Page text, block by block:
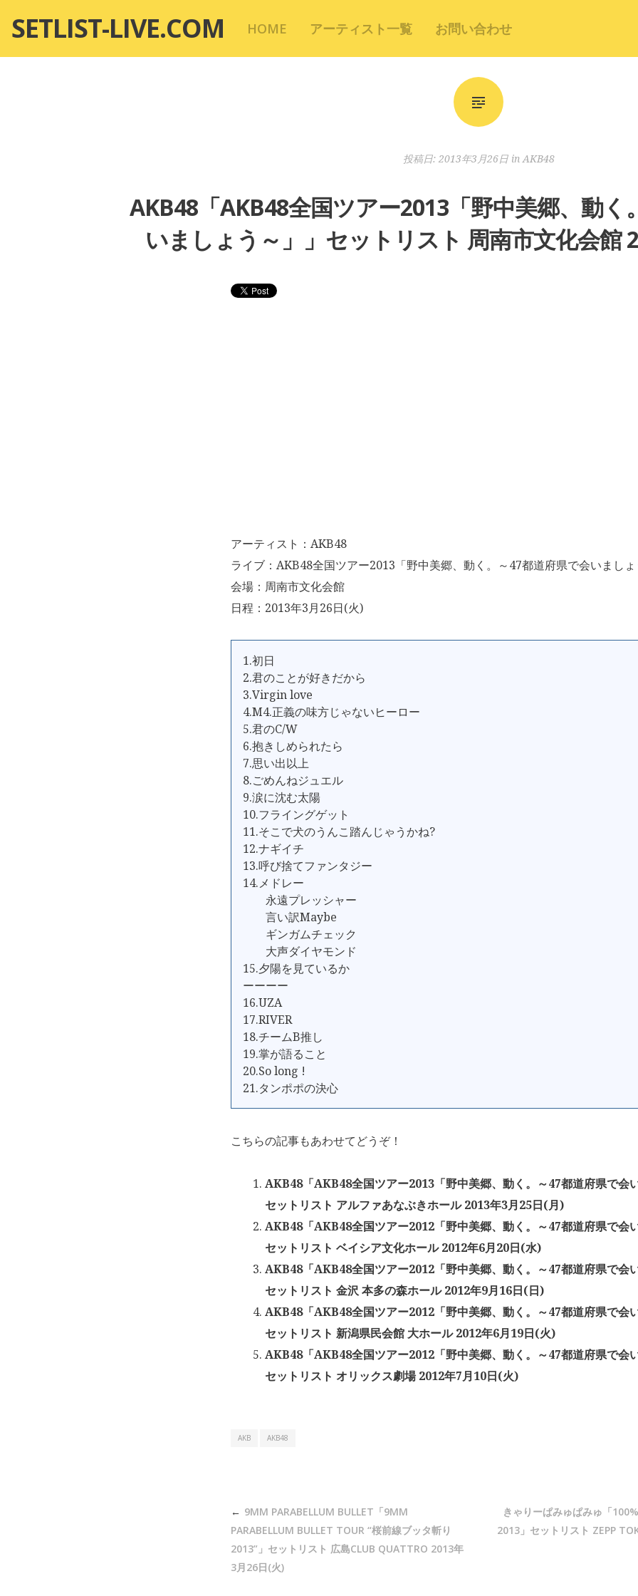
テ
SETLIST-LIVE.COM HOME アーティスト一覧 お問い合わせ
投稿日: 2013年3月26日inAKB48
AKB48「AKB48全国ツアー2013「野中美郷、動く
いましょう～」」セットリスト 周南市文化会館
アーティスト：AKB48
ライブ：AKB48全国ツアー2013「野中美郷、動く。～47都道府県で会いまし
会場：周南市文化会館
日程：2013年3月26日(火)
1.初日
2.君のことが好きだから
3.Virgin love
4.M4.正義の味方じゃないヒーロー
5.君のC/W
6.抱きしめられたら
7.思い出以上
8.ごめんねジュエル
9.涙に沈む太陽
10.フライングゲット
11.そこで犬のうんこ踏んじゃうかね?
12.ナギイチ
13.呼び捨てファンタジー
14.メドレー
永遠プレッシャー
言い訳Maybe
ギンガムチェック
大声ダイヤモンド
15.夕陽を見ているか
ーーーー
16.UZA
17.RIVER
18.チームB推し
19.掌が語ること
20.So long !
21.タンポポの決心
こちらの記事もあわせてどうぞ！
AKB48「AKB48全国ツアー2013「野中美郷、動く。～47都道府県で会
セットリスト アルファあなぶきホール 2013年3月25日(月)
AKB48「AKB48全国ツアー2012「野中美郷、動く。～47都道府県で会
セットリスト ベイシア文化ホール 2012年6月20日(水)
AKB48「AKB48全国ツアー2012「野中美郷、動く。～47都道府県で会
セットリスト 金沢 本多の森ホール 2012年9月16日(日)
AKB48「AKB48全国ツアー2012「野中美郷、動く。～47都道府県で会
セットリスト 新潟県民会館 大ホール 2012年6月19日(火)
AKB48「AKB48全国ツアー2012「野中美郷、動く。～47都道府県で会
セットリスト オリックス劇場 2012年7月10日(火)
AKB AKB48
9MM PARABELLUM BULLET「9MM
PARABELLUM BULLET TOUR “桜前線ブッタ斬り
2013”」セットリスト 広島CLUB QUATTRO 2013年
3月26日(火)
きゃりーぱみゅぱみゅ「
2013」セットリスト ZEPP